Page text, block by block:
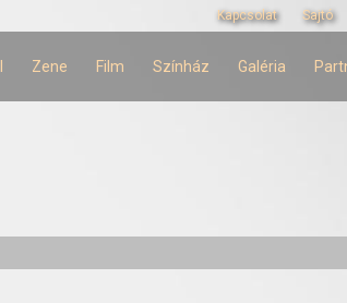
Kapcsolat Sajtó
Zene Film Színház Galéria